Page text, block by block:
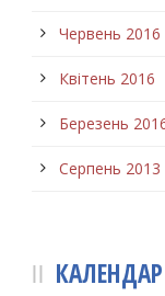
Червень 2016
Квітень 2016
Березень
Серпень 2013
КАЛЕНДАР